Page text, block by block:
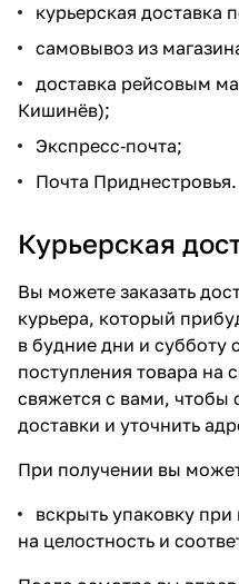
курьерская доставка
самовывоз из
доставка рейсовым
Кишинёв);
Экспресс‑почта;
Почта Приднестровья.
Курьерская
Вы можете заказать
курьера, который
в будние дни и субботу
поступления товара на
свяжется с вами, чтобы
доставки и уточнить
При получении вы
вскрыть упаковку
на целостность и